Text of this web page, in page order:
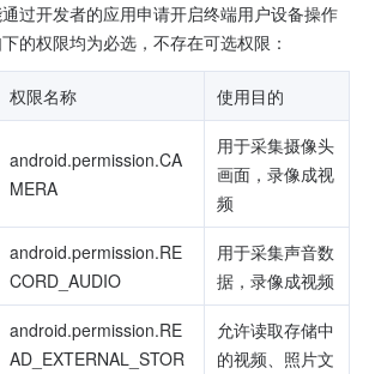
过开发者的应用申请开启终端用户设备操作
的权限均为必选，不存在可选权限：
权限名称 使用目的
android.permission.CA
MERA
用于采集摄像头
画面，录像成视
频
android.permission.RE
CORD_AUDIO
用于采集声音数
据，录像成视频
android.permission.RE
AD_EXTERNAL_STOR
允许读取存储中
的视频、照片文